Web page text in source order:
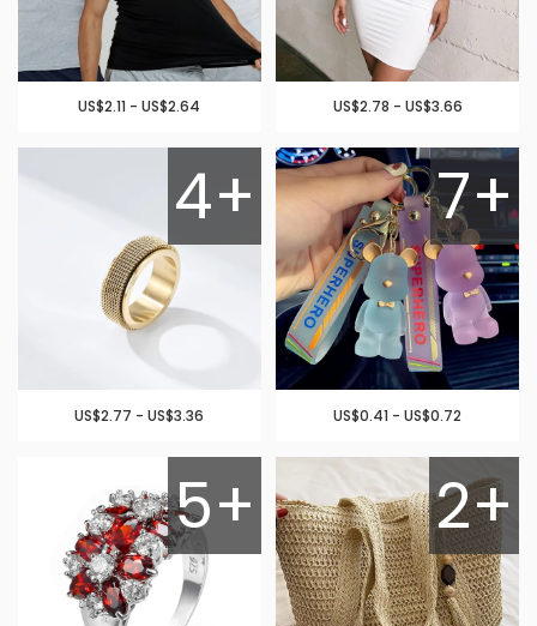
US$2.11 - US$2.64 US$2.78 - US$3.66
4+
US$2.77 - US$3.36
7+
US$0.41 - US$0.72
5+ 2+